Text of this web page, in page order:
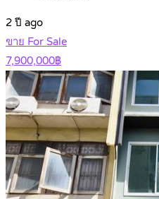
2 ปี ago
ขาย For Sale
7,900,000฿